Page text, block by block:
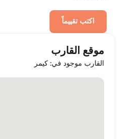
اكتب تقييماً
موقع القارب
القارب موجود في: كيمر